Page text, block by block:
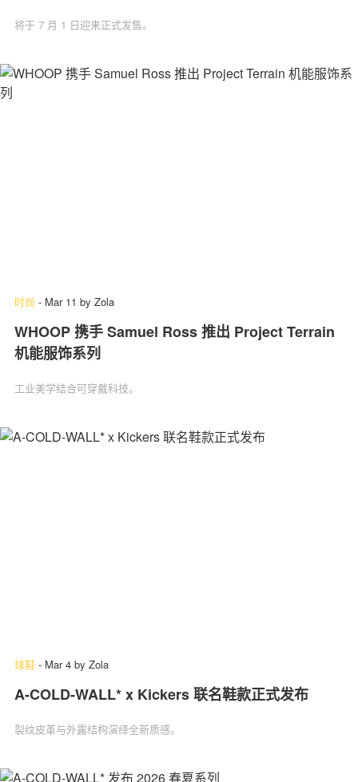
将于 7 月 1 日迎来正式发售。
时尚 - Mar 11 by Zola
WHOOP 携手 Samuel Ross 推出 Project Terrain
机能服饰系列
工业美学结合可穿戴科技。
球鞋 - Mar 4 by Zola
A-COLD-WALL* x Kickers 联名鞋款正式发布
裂纹皮革与外露结构演绎全新质感。